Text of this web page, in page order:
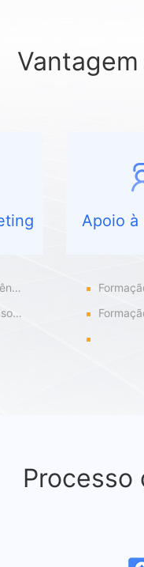
Apoio à
Formação sobre o
Formação em
Processo